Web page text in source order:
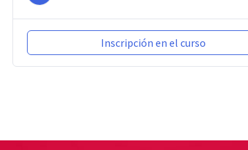
Inscripción en el curso